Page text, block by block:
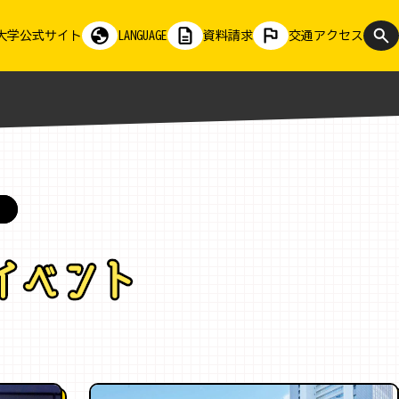
学公式サイト LANGUAGE 資料請求 交通アクセス